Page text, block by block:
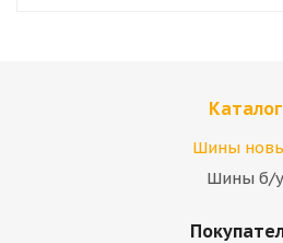
Каталог
Шины
Шины б/у